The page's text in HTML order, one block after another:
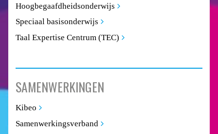
Hoogbegaafdheidsonderwijs
Speciaal basisonderwijs
Taal Expertise Centrum (TEC)
SAMENWERKINGEN
Kibeo
Samenwerkingsverband